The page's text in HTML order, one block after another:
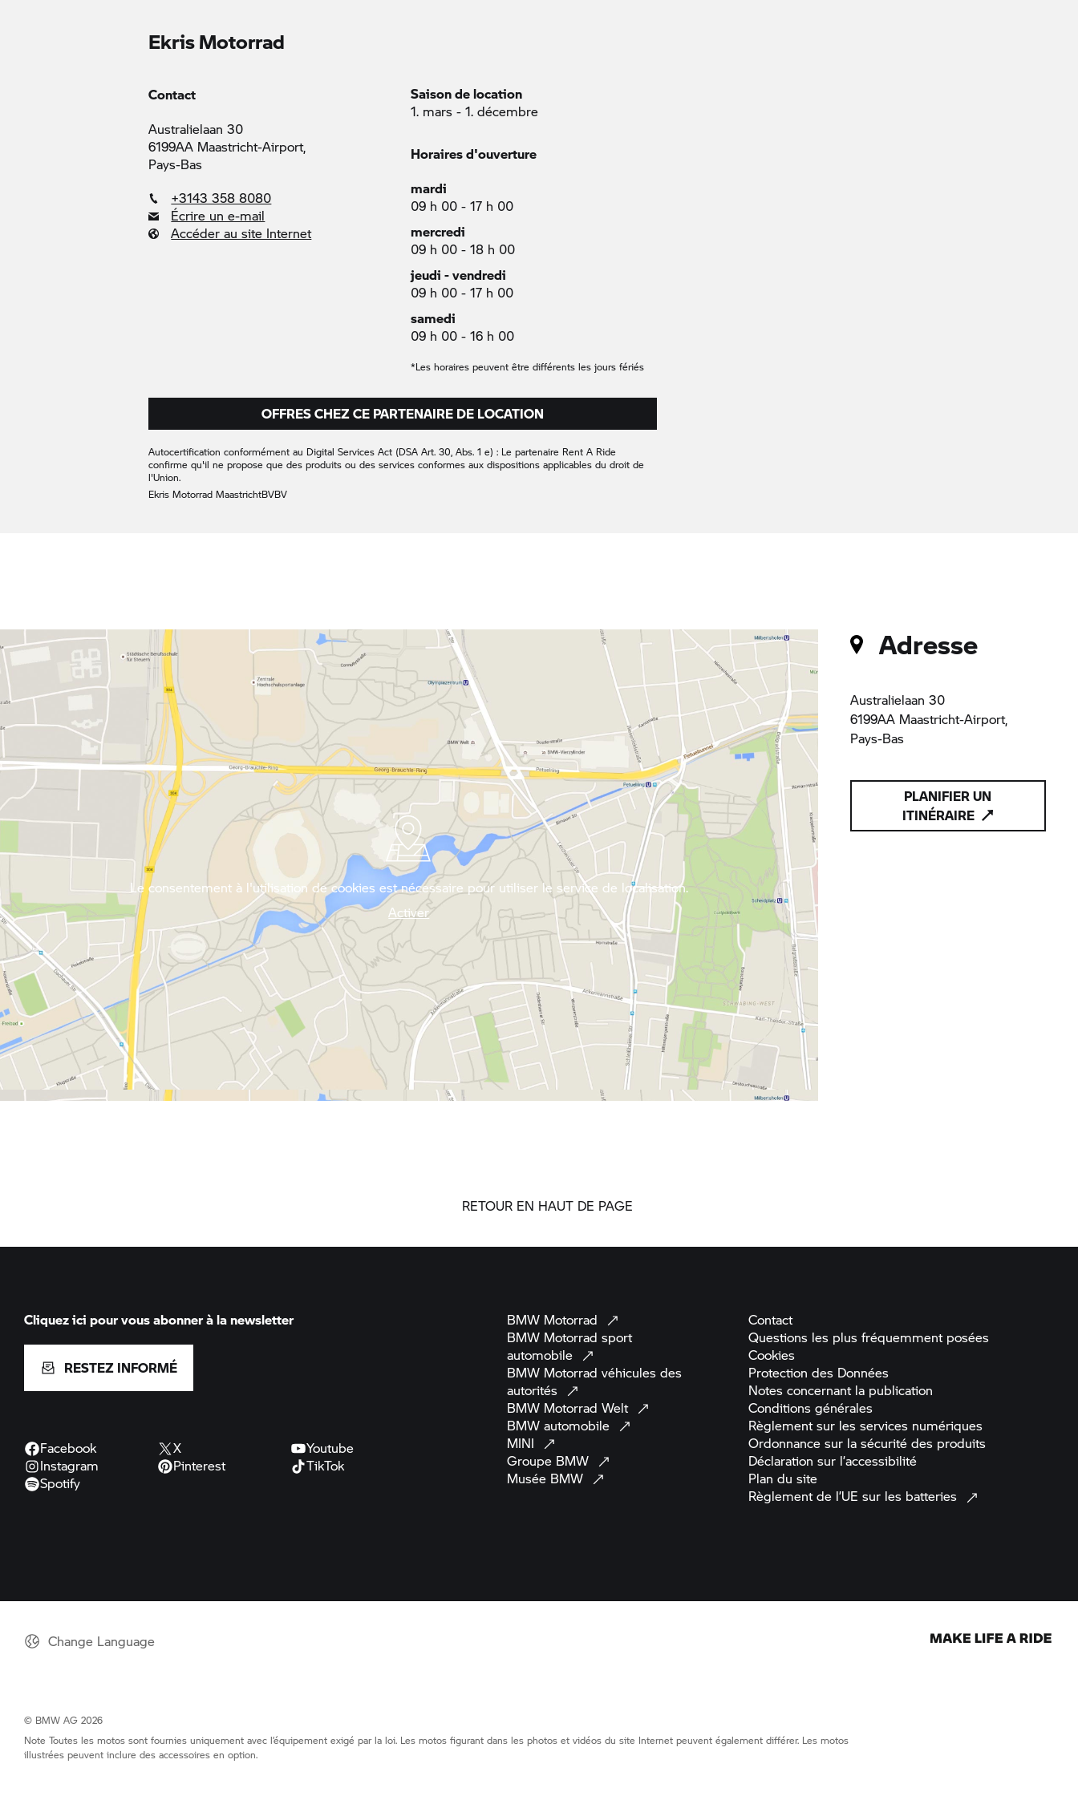
Ekris Motorrad
Contact
Australielaan 30
6199AA Maastricht-Airport,
Pays-Bas
+3143 358 8080
Écrire un e-mail
Accéder au site Internet
Saison de location
1. mars - 1. décembre
Horaires d'ouverture
mardi
09 h 00 - 17 h 00
mercredi
09 h 00 - 18 h 00
jeudi - vendredi
09 h 00 - 17 h 00
samedi
09 h 00 - 16 h 00
*Les horaires peuvent être différents les jours fériés
OFFRES CHEZ CE PARTENAIRE DE LOCATION
Autocertification conformément au Digital Services Act (DSA Art. 30, Abs. 1 e) : Le partenaire Rent A Ride
confirme qu'il ne propose que des produits ou des services conformes aux dispositions applicables du droit de
l'Union.
Ekris Motorrad MaastrichtBVBV
Adresse
Australielaan 30
6199AA Maastricht-Airport,
Pays-Bas
PLANIFIER UN
ITINÉRAIRE
Le consentement à l'utilisation de cookies est nécessaire pour utiliser le service de localisation.
Activer
RETOUR EN HAUT DE PAGE
Cliquez ici pour vous abonner à la newsletter
RESTEZ INFORMÉ
Facebook X
Youtube
Instagram
Pinterest
TikTok
Spotify
BMW Motorrad
BMW Motorrad sport
automobile
BMW Motorrad véhicules des
autorités
BMW Motorrad Welt
BMW automobile
MINI
Groupe BMW
Musée BMW
Contact
Questions les plus fréquemment posées
Cookies
Protection des Données
Notes concernant la publication
Conditions générales
Règlement sur les services numériques
Ordonnance sur la sécurité des produits
Déclaration sur l’accessibilité
Plan du site
Règlement de l’UE sur les batteries
Change Language
© BMW AG 2026
Note Toutes les motos sont fournies uniquement avec l’équipement exigé par la loi. Les motos figurant dans les photos et vidéos du site Internet peuvent également différer. Les motos
illustrées peuvent inclure des accessoires en option.